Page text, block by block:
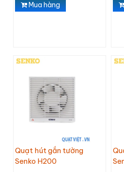
Mua hàng
Quạt hút gắn tường
Senko H200